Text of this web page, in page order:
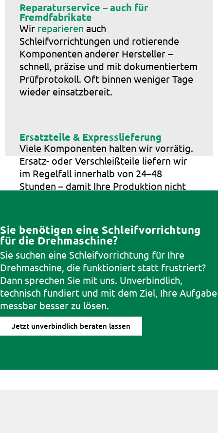
Materialdaten (auf Wunsch) und
Einstellanleitung. So bleibt alles
nachvollziehbar – auch für spätere
Umbauten oder Erweiterungen.
Reparaturservice – auch für
Fremdfabrikate
Wir reparieren auch
Schleifvorrichtungen und rotierende
Komponenten anderer Hersteller –
schnell, präzise und mit dokumentiertem
Prüfprotokoll. Oft binnen weniger Tage
wieder einsatzbereit.
Ersatzteile & Expresslieferung
Viele Komponenten halten wir vorrätig.
Ersatz- oder Verschleißteile liefern wir
im Regelfall innerhalb von 24–48
Stunden – damit Ihre Produktion nicht
Sie benötigen eine Schleifvorrichtung
für die Drehmaschine?
Sie suchen eine Schleifvorrichtung für Ihre
Drehmaschine, die funktioniert statt frustriert?
Dann sprechen Sie mit uns. Unverbindlich,
technisch fundiert und mit dem Ziel, Ihre Aufgabe
messbar besser zu lösen.
Jetzt unverbindlich beraten lassen